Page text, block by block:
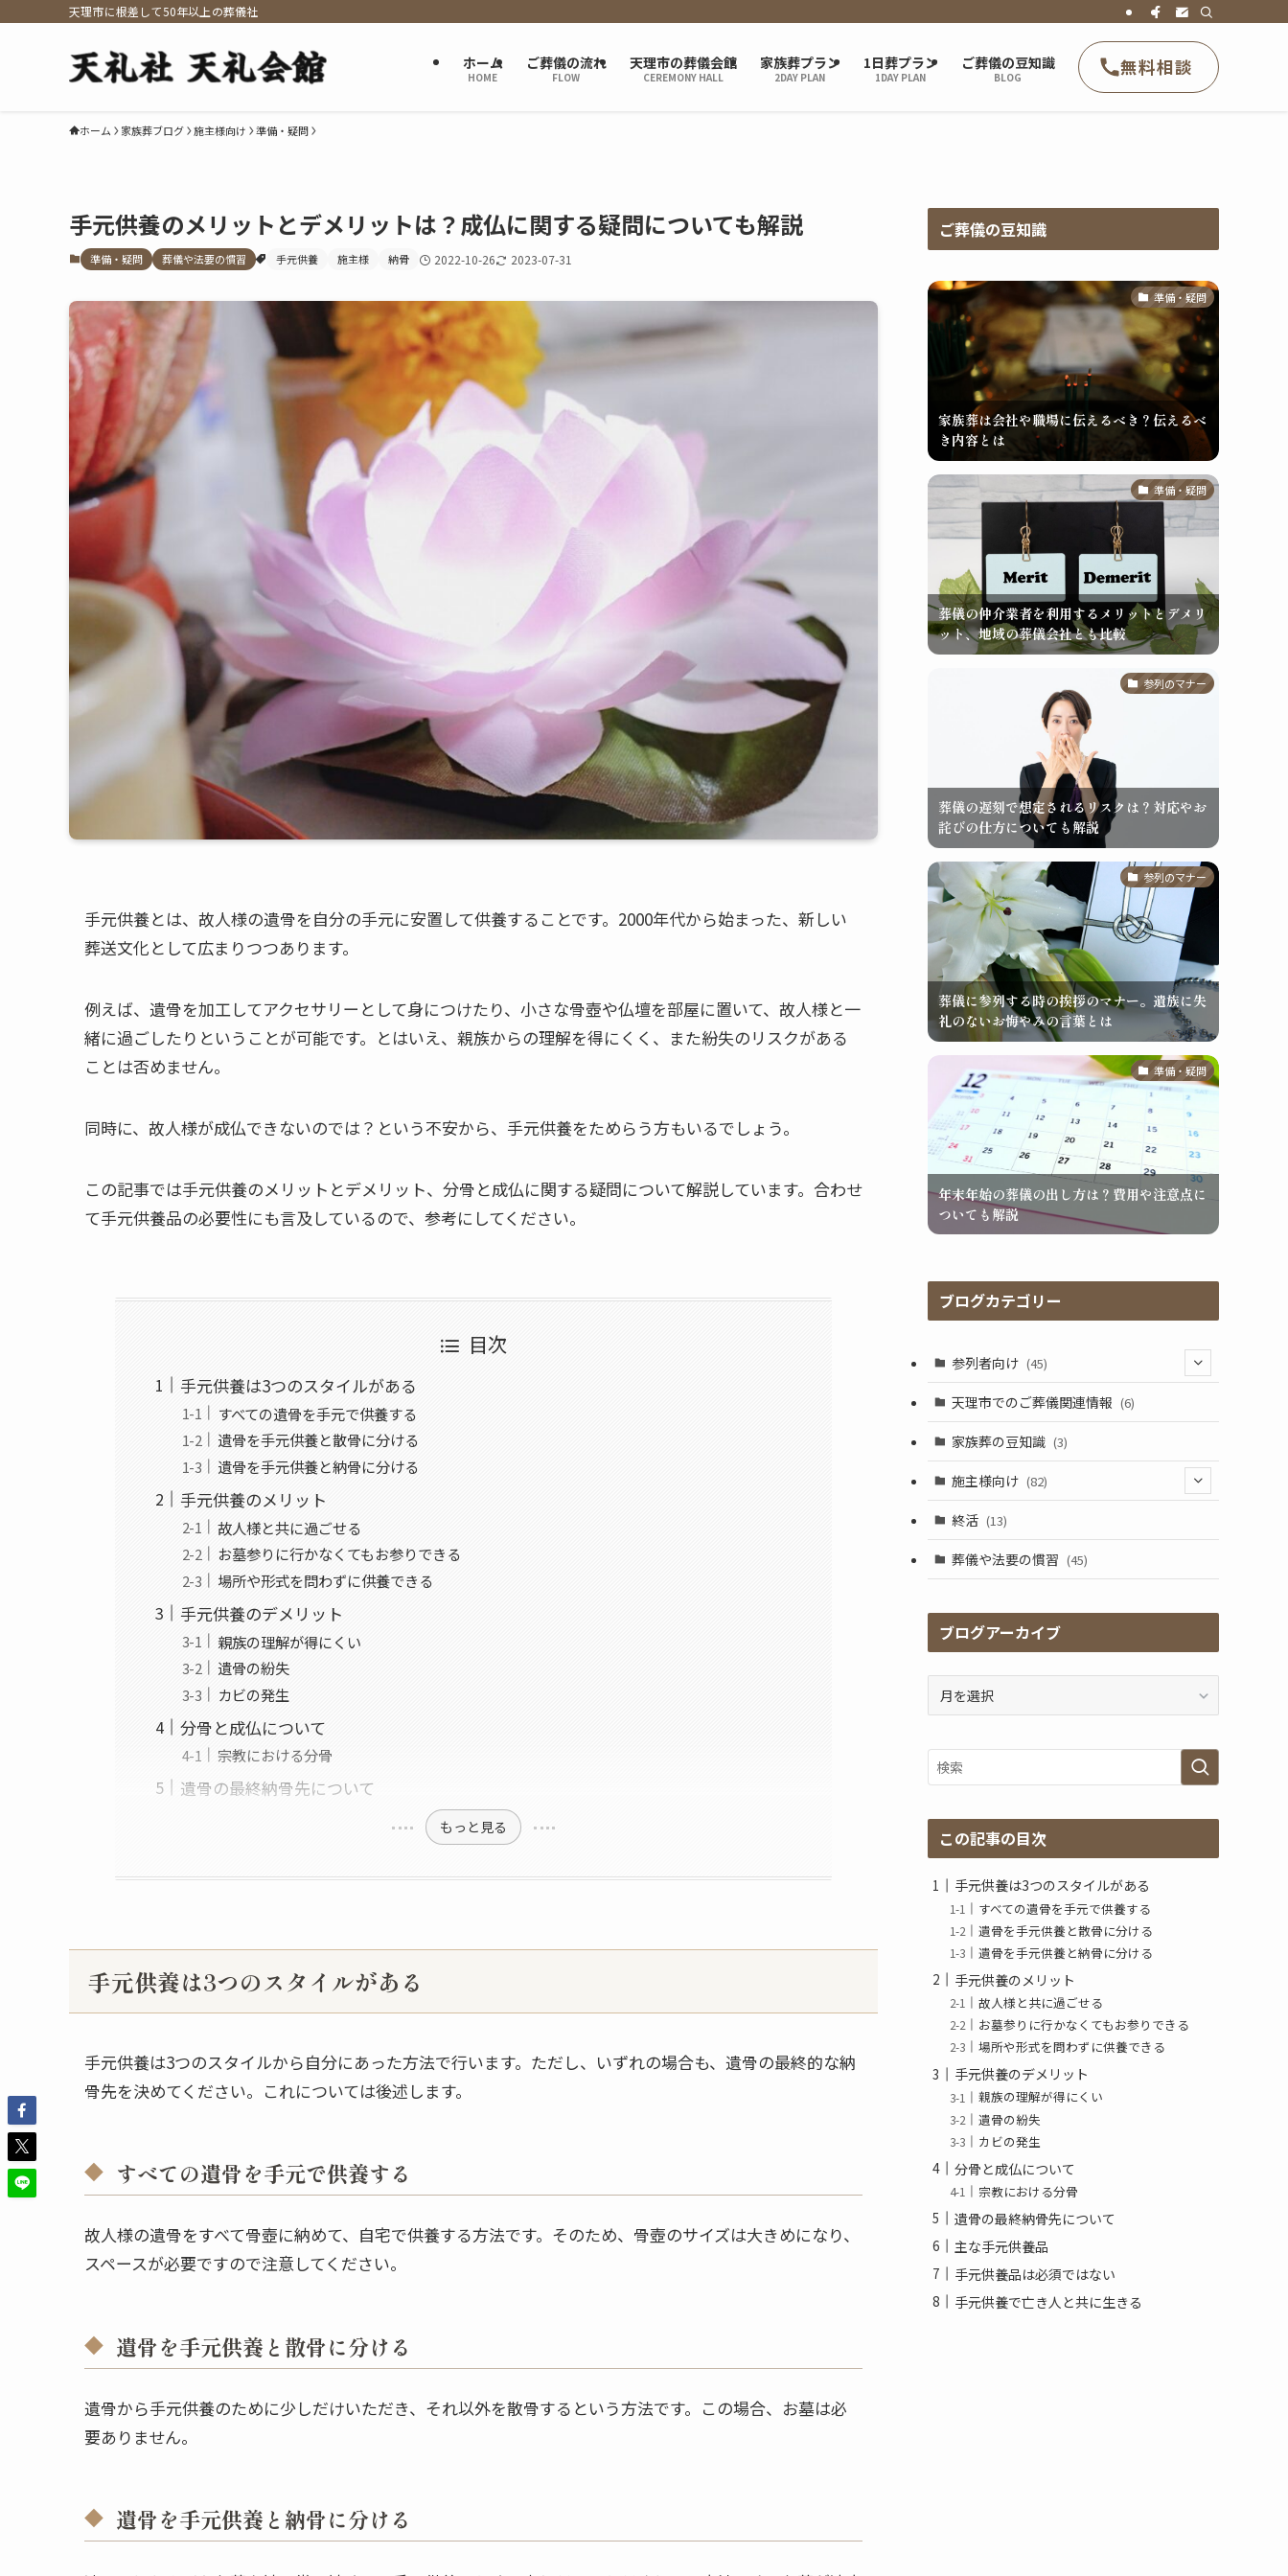
天理市に根差して50年以上の葬儀社
ホーム
HOME
ご葬儀の流れ
FLOW
天理市の葬儀会館
CEREMONY HALL
家族葬プラン
2DAY PLAN
1日葬プラン
1DAY PLAN
ご葬儀の豆知識
BLOG 無料相談
ホーム 家族葬ブログ 施主様向け 準備・疑問
手元供養のメリットとデメリットは？成仏に関する疑問についても解説
準備・疑問 葬儀や法要の慣習 手元供養 施主様 納骨 2022-10-26 2023-07-31
手元供養とは、故人様の遺骨を自分の手元に安置して供養することです。2000年代から始まった、新しい
葬送文化として広まりつつあります。
例えば、遺骨を加工してアクセサリーとして身につけたり、小さな骨壺や仏壇を部屋に置いて、故人様と一
緒に過ごしたりということが可能です。とはいえ、親族からの理解を得にくく、また紛失のリスクがある
ことは否めません。
同時に、故人様が成仏できないのでは？という不安から、手元供養をためらう方もいるでしょう。
この記事では手元供養のメリットとデメリット、分骨と成仏に関する疑問について解説しています。合わせ
て手元供養品の必要性にも言及しているので、参考にしてください。
目次
手元供養は3つのスタイルがある
すべての遺骨を手元で供養する
遺骨を手元供養と散骨に分ける
遺骨を手元供養と納骨に分ける
手元供養のメリット
故人様と共に過ごせる
お墓参りに行かなくてもお参りできる
場所や形式を問わずに供養できる
手元供養のデメリット
親族の理解が得にくい
遺骨の紛失
カビの発生
分骨と成仏について
宗教における分骨
遺骨の最終納骨先について
もっと見る
手元供養は3つのスタイルがある
手元供養は3つのスタイルから自分にあった方法で行います。ただし、いずれの場合も、遺骨の最終的な納
骨先を決めてください。これについては後述します。
すべての遺骨を手元で供養する
故人様の遺骨をすべて骨壺に納めて、自宅で供養する方法です。そのため、骨壺のサイズは大きめになり、
スペースが必要ですので注意してください。
遺骨を手元供養と散骨に分ける
遺骨から手元供養のために少しだけいただき、それ以外を散骨するという方法です。この場合、お墓は必
要ありません。
遺骨を手元供養と納骨に分ける
ご葬儀の豆知識
準備・疑問
家族葬は会社や職場に伝えるべき？伝えるべ
き内容とは
準備・疑問
葬儀の仲介業者を利用するメリットとデメリ
ット、地域の葬儀会社とも比較
参列のマナー
葬儀の遅刻で想定されるリスクは？対応やお
詫びの仕方についても解説
参列のマナー
葬儀に参列する時の挨拶のマナー。遺族に失
礼のないお悔やみの言葉とは
準備・疑問
年末年始の葬儀の出し方は？費用や注意点に
ついても解説
ブログカテゴリー
参列者向け (45)
(25)
(17)
天理市でのご葬儀関連情報 (6)
家族葬の豆知識 (3)
施主様向け (82)
(41)
(2)
終活 (13)
葬儀や法要の慣習 (45)
ブログアーカイブ
ア
ー
カ
この記事の目次
手元供養は3つのスタイルがある
すべての遺骨を手元で供養する
遺骨を手元供養と散骨に分ける
遺骨を手元供養と納骨に分ける
手元供養のメリット
故人様と共に過ごせる
お墓参りに行かなくてもお参りできる
場所や形式を問わずに供養できる
手元供養のデメリット
親族の理解が得にくい
遺骨の紛失
カビの発生
分骨と成仏について
宗教における分骨
遺骨の最終納骨先について
主な手元供養品
手元供養品は必須ではない
手元供養で亡き人と共に生きる